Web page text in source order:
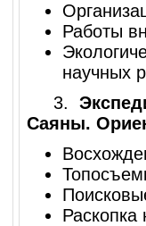
Работы
научных
3.
Саяны.
Раскопка